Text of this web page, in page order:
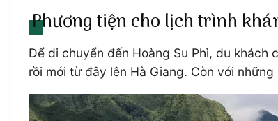
Phương tiện cho lịch trình
Để di chuyển đến Hoàng Su Phì, du khách
rồi mới từ đây lên Hà Giang. Còn với